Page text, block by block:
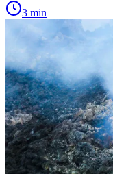
3 min